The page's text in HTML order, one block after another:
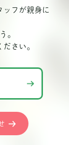
ッフが親身に
。
さい。